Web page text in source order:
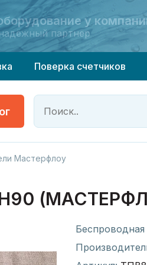
у
партнёр
у
партнёр
Поверка счетчиков
Мастерфлоу